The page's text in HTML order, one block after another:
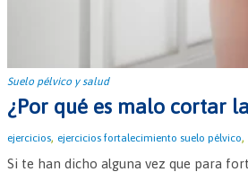
Suelo pélvico y salud
¿Por qué es malo cortar
ejercicios, ejercicios fortalecimiento suelo pélvico,
Si te han dicho alguna vez que para